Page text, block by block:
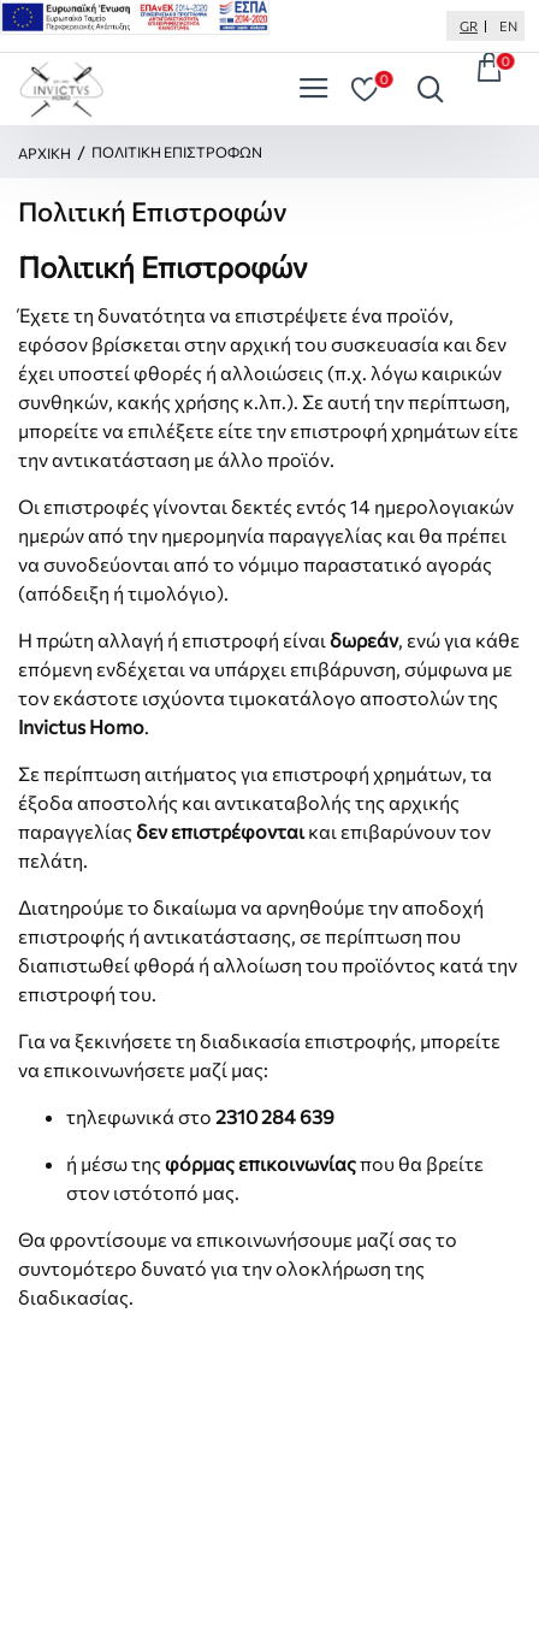
GR EN
0
0
ΑΡΧΙΚΉ H
E
ΠΟΛΙΤΙΚΉ ΕΠΙΣΤΡΟΦΏΝ
Πολιτική Επιστροφών
Πολιτική Επιστροφών
Έχετε τη δυνατότητα να επιστρέψετε ένα προϊόν,
εφόσον βρίσκεται στην αρχική του συσκευασία και δεν
έχει υποστεί φθορές ή αλλοιώσεις (π.χ. λόγω καιρικών
συνθηκών, κακής χρήσης κ.λπ.). Σε αυτή την περίπτωση,
μπορείτε να επιλέξετε είτε την επιστροφή χρημάτων είτε
την αντικατάσταση με άλλο προϊόν.
Οι επιστροφές γίνονται δεκτές εντός 14 ημερολογιακών
ημερών από την ημερομηνία παραγγελίας και θα πρέπει
να συνοδεύονται από το νόμιμο παραστατικό αγοράς
(απόδειξη ή τιμολόγιο).
Η πρώτη αλλαγή ή επιστροφή είναι δωρεάν, ενώ για κάθε
επόμενη ενδέχεται να υπάρχει επιβάρυνση, σύμφωνα με
τον εκάστοτε ισχύοντα τιμοκατάλογο αποστολών της
Invictus Homo.
Σε περίπτωση αιτήματος για επιστροφή χρημάτων, τα
έξοδα αποστολής και αντικαταβολής της αρχικής
παραγγελίας δεν επιστρέφονταικαι επιβαρύνουν τον
πελάτη.
Διατηρούμε το δικαίωμα να αρνηθούμε την αποδοχή
επιστροφής ή αντικατάστασης, σε περίπτωση που
διαπιστωθεί φθορά ή αλλοίωση του προϊόντος κατά την
επιστροφή του.
Για να ξεκινήσετε τη διαδικασία επιστροφής, μπορείτε
να επικοινωνήσετε μαζί μας:
τηλεφωνικά στο 2310 284 639
ή μέσω της φόρμας επικοινωνίαςπου θα βρείτε
στον ιστότοπό μας.
Θα φροντίσουμε να επικοινωνήσουμε μαζί σας το
συντομότερο δυνατό για την ολοκλήρωση της
διαδικασίας.